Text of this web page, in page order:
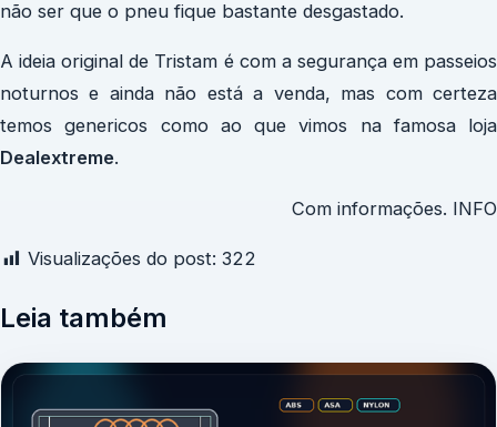
não ser que o pneu fique bastante desgastado.
A ideia original de Tristam é com a segurança em passeios
noturnos e ainda não está a venda, mas com certeza
temos genericos como ao que vimos na famosa loja
Dealextreme.
Com informações. INFO
Visualizações do post: 322
Leia também